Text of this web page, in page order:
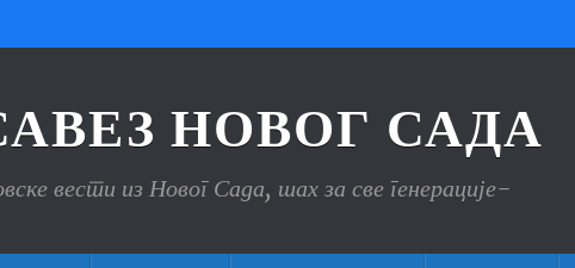
НОВОГ САДА
вести из Новог Сада, шах за све генерације-